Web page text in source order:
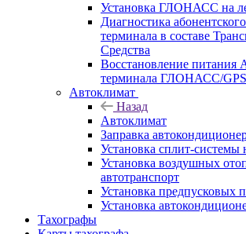
Установка ГЛОНАСС на
Диагностика
терминала в составе
Средства
Восстановление питания
терминала ГЛОНАСС/GPS
Автоклимат
Назад
Автоклимат
Заправка
Установка сплит-системы
Установка воздушных
автотранспорт
Установка предпусковых
Установка
Тахографы